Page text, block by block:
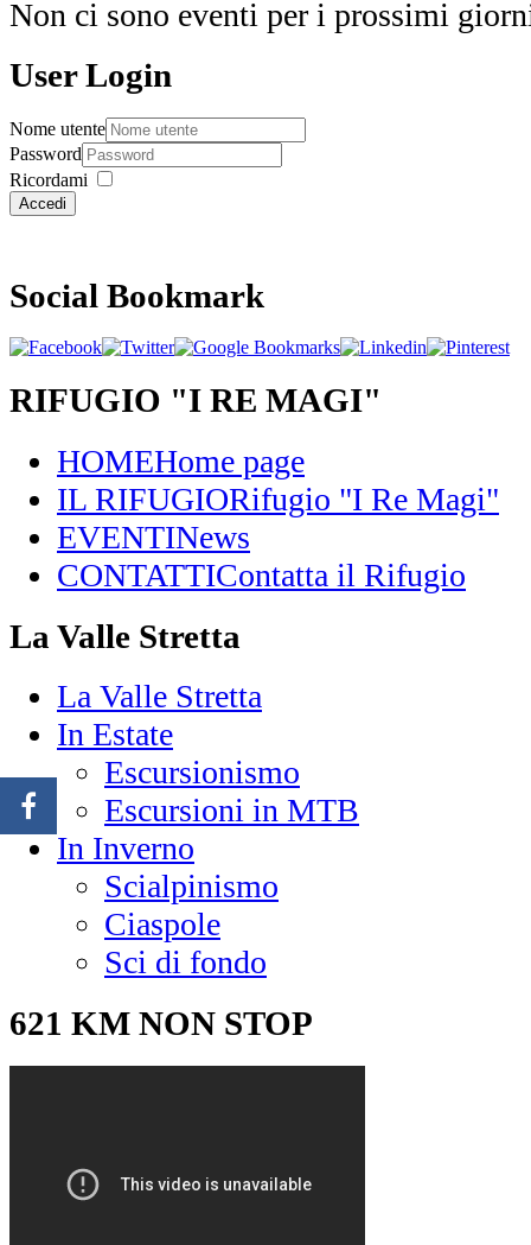
Non ci sono eventi per i prossimi
User Login
Nome utente
Password
Ricordami
Accedi
Social Bookmark
RIFUGIO "I RE MAGI"
HOMEHome page
IL RIFUGIORifugio "I Re Magi"
EVENTINews
CONTATTIContatta il Rifugio
La Valle Stretta
La Valle Stretta
In Estate
Escursionismo
Escursioni in MTB
In Inverno
Scialpinismo
Ciaspole
Sci di fondo
621 KM NON STOP